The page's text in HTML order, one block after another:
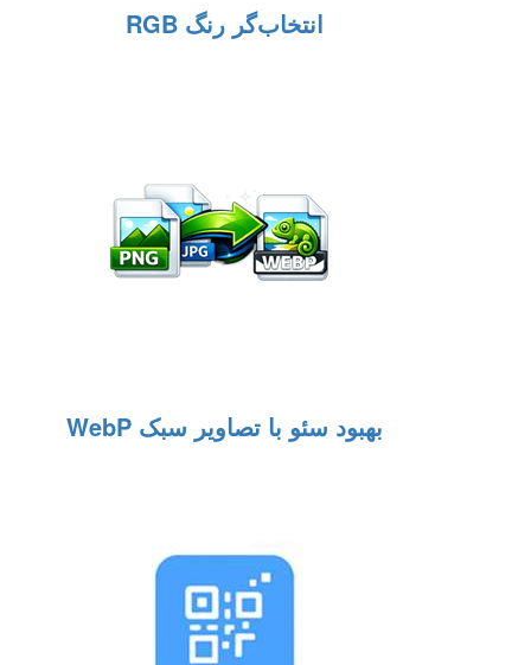
انتخاب‌گر رنگ RGB
بهبود سئو با تصاویر سبک WebP